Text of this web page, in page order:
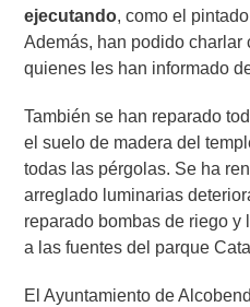
ejecutando, como el
Además, han podido charlar
quienes les han informado
También se han reparado
el suelo de madera del
todas las pérgolas. Se ha
arreglado luminarias
reparado bombas de riego
a las fuentes del parque
El Ayuntamiento de